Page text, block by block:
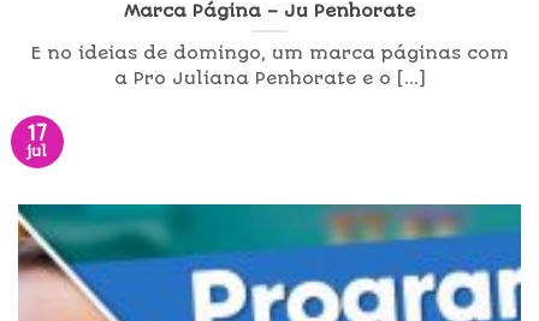
Marca Página – Ju Penhorate
E no ideias de domingo, um marca páginas com
a Pro Juliana Penhorate e o [...]
17
jul